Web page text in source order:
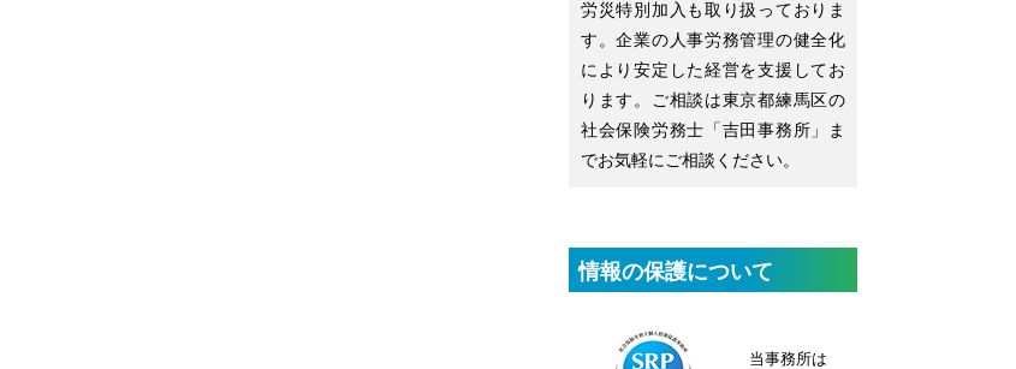
労災特別加入も取り扱っておりま
す。企業の人事労務管理の健全化
により安定した経営を支援してお
ります。ご相談は東京都練馬区の
社会保険労務士「吉田事務所」ま
でお気軽にご相談ください。
情報の保護について
当事務所は